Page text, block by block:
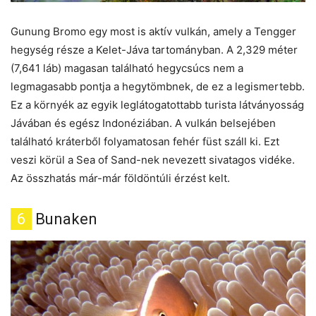
Gunung Bromo egy most is aktív vulkán, amely a Tengger
hegység része a Kelet-Jáva tartományban. A 2,329 méter
(7,641 láb) magasan található hegycsúcs nem a
legmagasabb pontja a hegytömbnek, de ez a legismertebb.
Ez a környék az egyik leglátogatottabb turista látványosság
Jávában és egész Indonéziában. A vulkán belsejében
található kráterből folyamatosan fehér füst száll ki. Ezt
veszi körül a Sea of Sand-nek nevezett sivatagos vidéke.
Az összhatás már-már földöntúli érzést kelt.
6 Bunaken